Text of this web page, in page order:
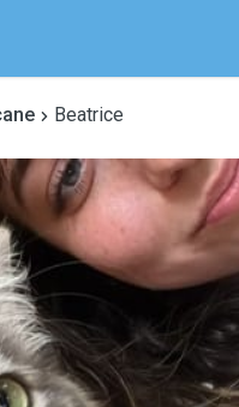
Beatrice